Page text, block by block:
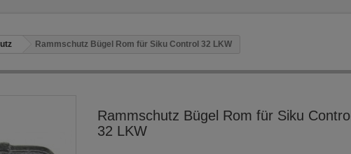
Rammschutz Bügel Rom für Siku Control 32 LKW
Rammschutz Bügel Rom für Siku Control
32 LKW